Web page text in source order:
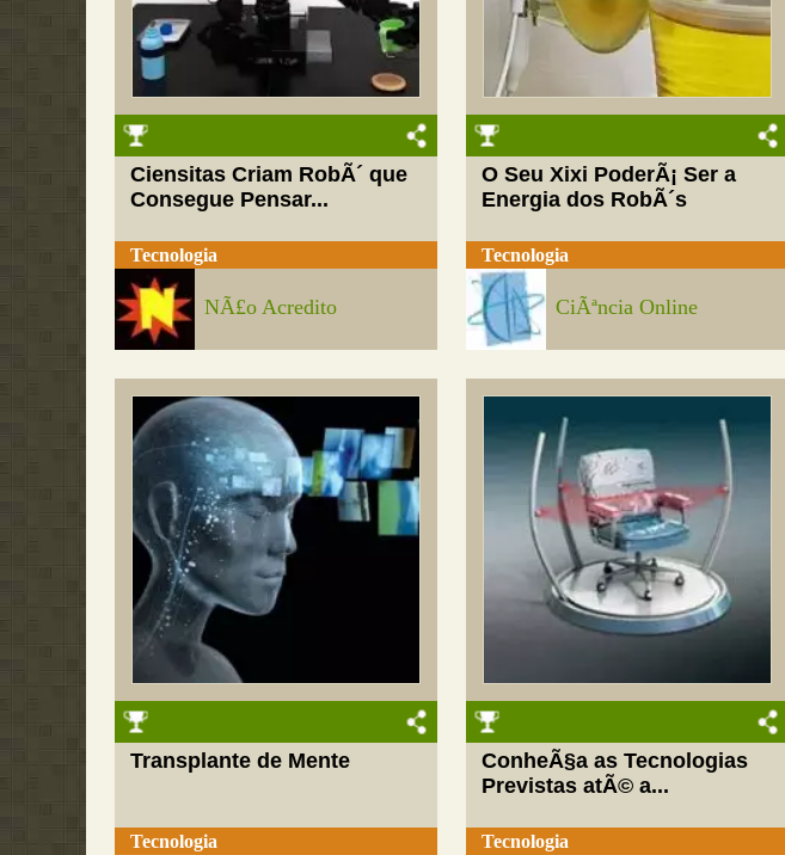
Ciensitas Criam RobÃ´ que
Consegue Pensar...
Tecnologia
NÃ£o Acredito
O Seu Xixi PoderÃ¡ Ser a
Energia dos RobÃ´s
Tecnologia
CiÃªncia Online
Transplante de Mente
Tecnologia
ConheÃ§a as Tecnologias
Previstas atÃ© a...
Tecnologia